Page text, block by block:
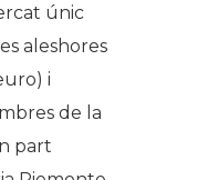
únic
aleshores
i
de la
part